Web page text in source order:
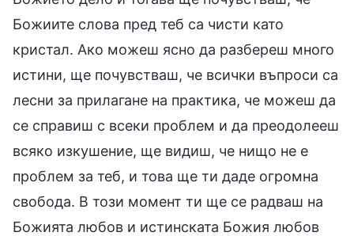
Божиите слова пред теб са чисти като
кристал. Ако можеш ясно да разбереш много
истини, ще почувстваш, че всички въпроси са
лесни за прилагане на практика, че можеш да
се справиш с всеки проблем и да преодолееш
всяко изкушение, ще видиш, че нищо не е
проблем за теб, и това ще ти даде огромна
свобода. В този момент ти ще се радваш на
Божията любов и истинската Божия любов